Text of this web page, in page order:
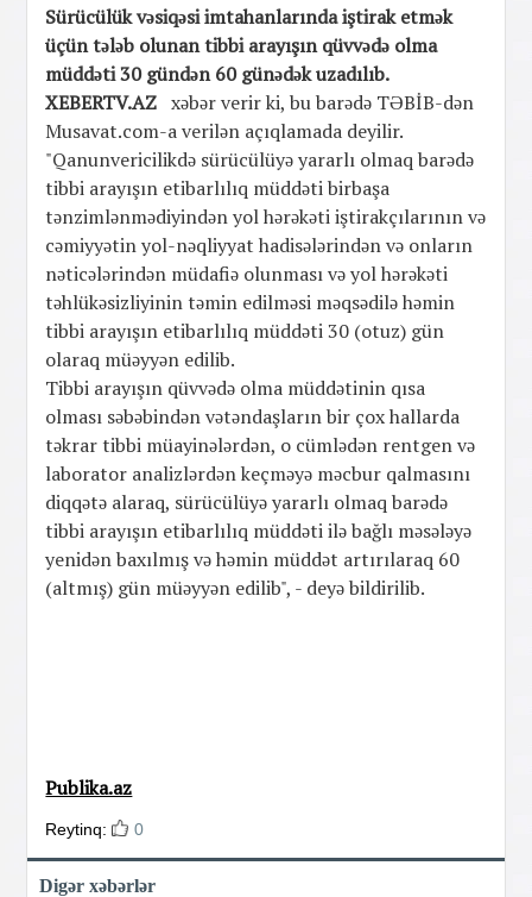
Sürücülük vəsiqəsi imtahanlarında iştirak etmək
üçün tələb olunan tibbi arayışın qüvvədə olma
müddəti 30 gündən 60 günədək uzadılıb.
XEBERTV.AZ xəbər verir ki, bu barədə TƏBİB-dən
Musavat.com-a verilən açıqlamada deyilir.
​"Qanunvericilikdə sürücülüyə yararlı olmaq barədə
tibbi arayışın etibarlılıq müddəti birbaşa
tənzimlənmədiyindən yol hərəkəti iştirakçılarının və
cəmiyyətin yol-nəqliyyat hadisələrindən və onların
nəticələrindən müdafiə olunması və yol hərəkəti
təhlükəsizliyinin təmin edilməsi məqsədilə həmin
tibbi arayışın etibarlılıq müddəti 30 (otuz) gün
olaraq müəyyən edilib.
​Tibbi arayışın qüvvədə olma müddətinin qısa
olması səbəbindən vətəndaşların bir çox hallarda
təkrar tibbi müayinələrdən, o cümlədən rentgen və
laborator analizlərdən keçməyə məcbur qalmasını
diqqətə alaraq, sürücülüyə yararlı olmaq barədə
tibbi arayışın etibarlılıq müddəti ilə bağlı məsələyə
yenidən baxılmış və həmin müddət artırılaraq 60
(altmış) gün müəyyən edilib", - deyə bildirilib.
Publika.az
Reytinq: 0
Digər xəbərlər